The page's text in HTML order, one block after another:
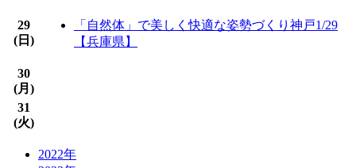
29
( 日 )
「自然体」で美しく快適な姿勢づくり神戸1/29
【兵庫県】
30
(月 )
31
(火)
2022年